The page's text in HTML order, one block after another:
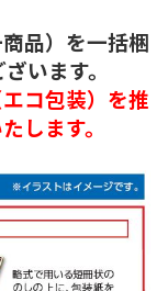
品）を一括梱
います。
コ包装）を推
します。